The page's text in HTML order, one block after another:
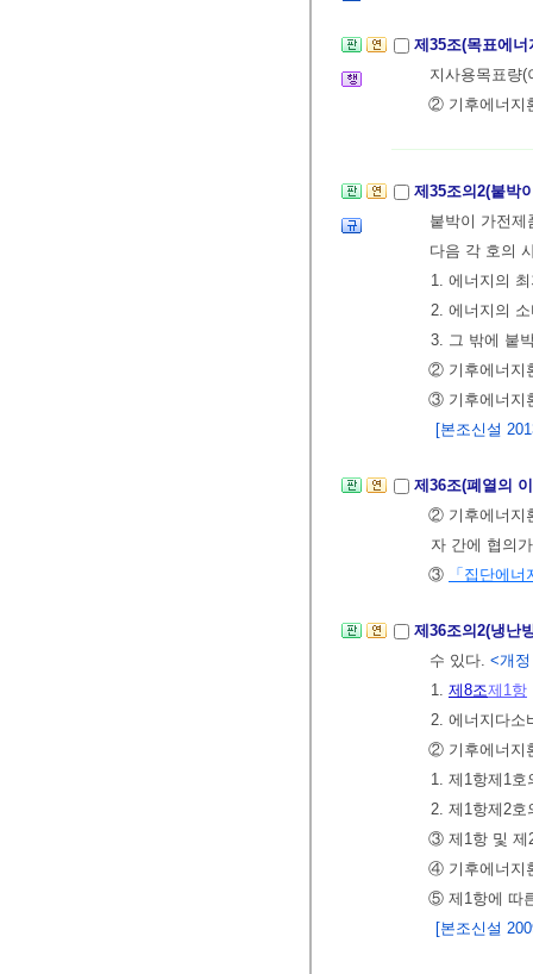
제35조(목표에
지사용목표량(
② 기후에너지
제35조의2(붙박
붙박이 가전
다음 각 호의
1. 에너지의
2. 에너지의
3. 그 밖에 붙
② 기후에너지
③ 기후에너지
[본조신설
제36조(폐열의
② 기후에너지
자 간에 협의
③
「집단에
제36조의2(냉난
수 있다. <개
1. 제8조제1항
2. 에너지다소
② 기후에너지
1. 제1항제1
2. 제1항제2호
③ 제1항 및 제
④ 기후에너지
⑤ 제1항에 따
[본조신설